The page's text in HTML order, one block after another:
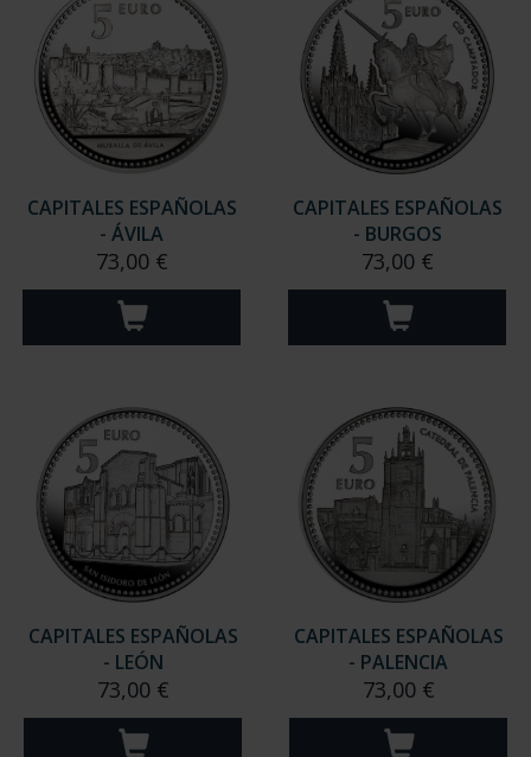
CAPITALES ESPAÑOLAS
- ÁVILA
73,00 €
CAPITALES ESPAÑOLAS
- BURGOS
73,00 €
CAPITALES ESPAÑOLAS
- LEÓN
73,00 €
CAPITALES ESPAÑOLAS
- PALENCIA
73,00 €